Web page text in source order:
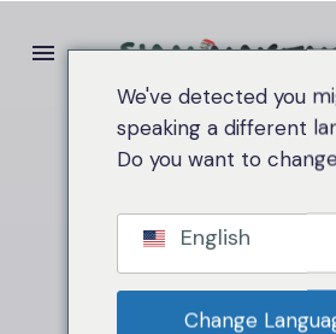
Дом Фавикон
We've detected you
speaking a different
Do you want to
English
Change